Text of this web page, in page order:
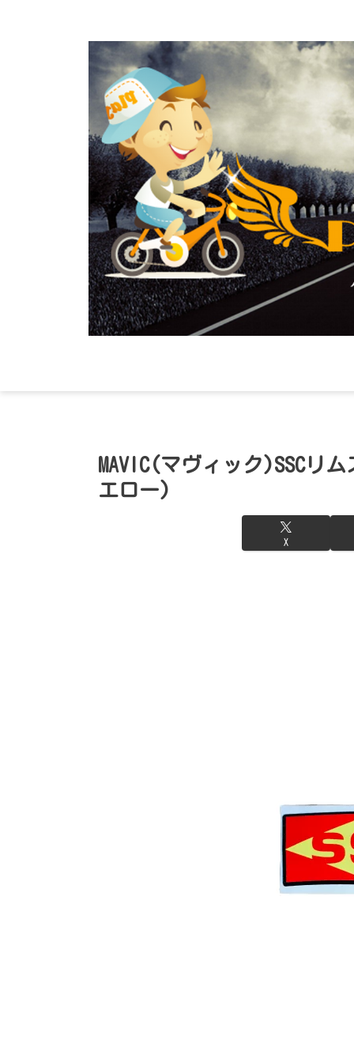
MAVIC(マヴィック)SSCリ
エロー)
X